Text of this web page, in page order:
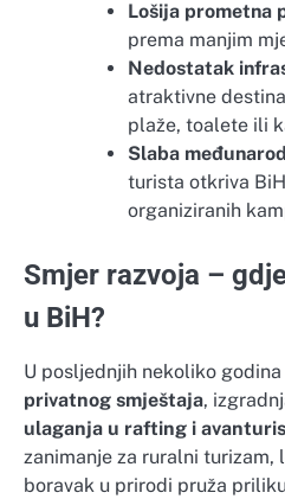
Lošija prometna
prema manjim
Nedostatak
atraktivne
plaže, toalete ili
Slaba
turista otkriva
organiziranih
Smjer razvoja –
u BiH?
U posljednjih nekoliko godina
privatnog smještaja,
ulaganja u rafting i
zanimanje za ruralni turizam,
boravak u prirodi pruža